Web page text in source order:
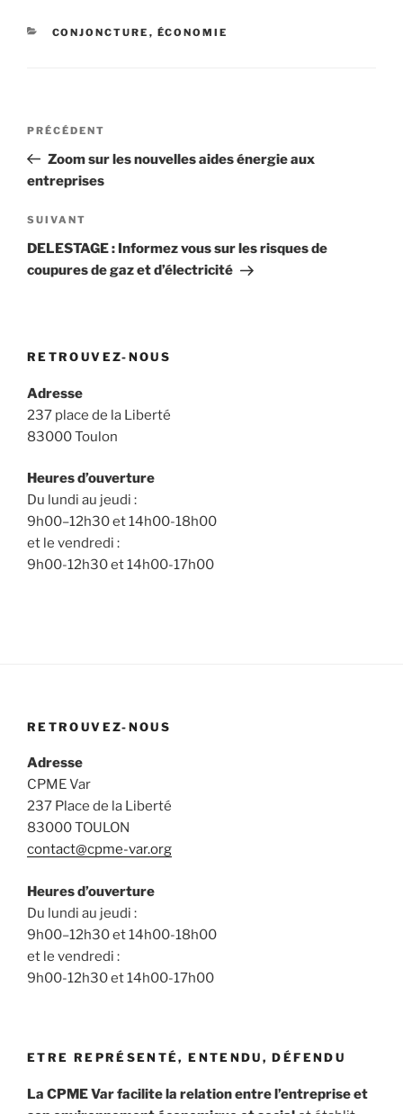
CATÉGORIES
CONJONCTURE , ÉCONOMIE
Navigation
l’article
Article
précédent
PRÉCÉDENT
Zoom sur les nouvelles aides énergie aux
entreprises
Article
suivant
SUIVANT
DELESTAGE : Informez vous sur les risques de
coupures de gaz et d’électricité
RETROUVEZ-NOUS
Adresse
237 place de la Liberté
83000 Toulon
Heures d’ouverture
Du lundi au jeudi :
9h00–12h30 et 14h00-18h00
et le vendredi :
9h00-12h30 et 14h00-17h00
RETROUVEZ-NOUS
Adresse
CPME Var
237 Place de la Liberté
83000 TOULON
contact@cpme-var.org
Heures d’ouverture
Du lundi au jeudi :
9h00–12h30 et 14h00-18h00
et le vendredi :
9h00-12h30 et 14h00-17h00
ETRE REPRÉSENTÉ, ENTENDU, DÉFENDU
La CPME Var facilite la relation entre l’entreprise et